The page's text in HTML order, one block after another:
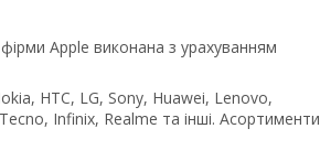
Apple виконана з урахуванням
HTC, LG, Sony, Huawei, Lenovo,
Infinix, Realme та інші. Асортименти